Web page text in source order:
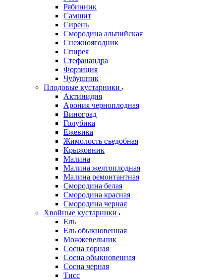
Рябинник
Самшит
Сирень
Смородина альпийская
Снежноягодник
Спирея
Стефанандра
Форзиция
Чубушник
Плодовые кустарники
Актинидия
Арония черноплодная
Виноград
Голубика
Ежевика
Жимолость съедобная
Крыжовник
Малина
Малина желтоплодная
Малина ремонтантная
Смородина белая
Смородина красная
Смородина черная
Хвойные кустарники
Ель
Ель обыкновенная
Можжевельник
Сосна горная
Сосна обыкновенная
Сосна черная
Тисс